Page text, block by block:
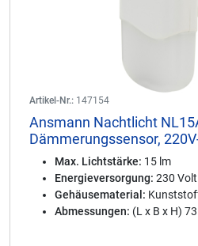
Artikel-Nr.: 147154
Ansmann Nachtlicht
Dämmerungssensor,
Max. Lichtstärke: 15 lm
Energieversorgung: 230 Volt
Gehäusematerial:
Abmessungen: (L x B x H)